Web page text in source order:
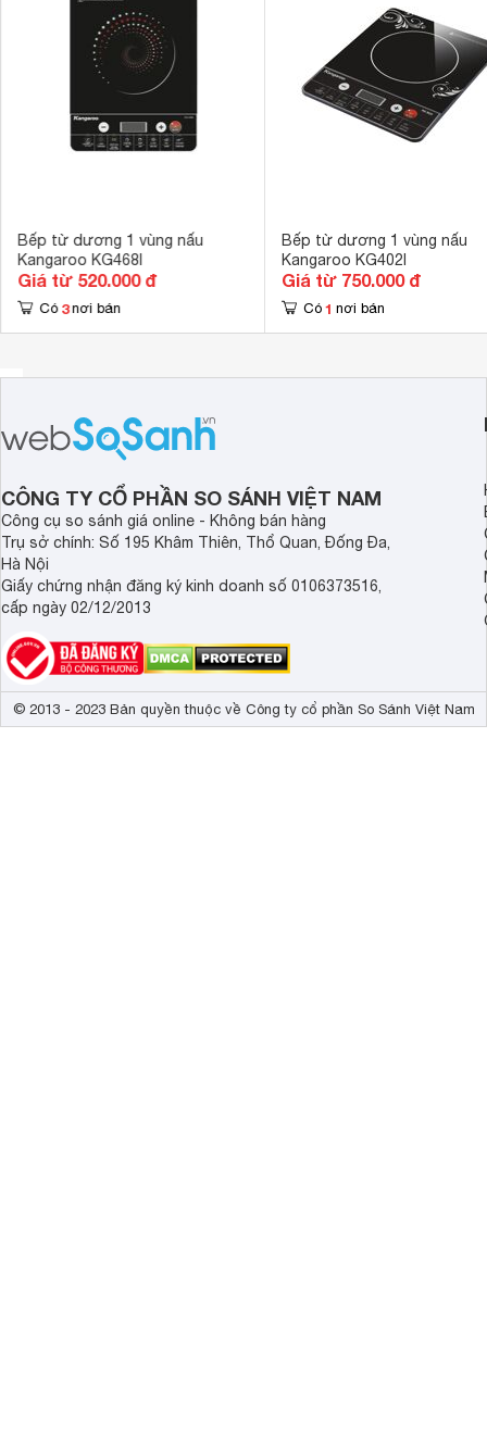
Chế độ hẹn giờ Có hẹn giờ
Kích thước 360 x 275 x
2 kg
Bếp từ dương 1 vùng nấu
Kangaroo KG468I
Giá từ 520.000 đ
Có 3 nơi bán
Bếp từ dương 1 vùng nấu
Kangaroo KG402I
Giá từ 750.000 đ
Có 1 nơi bán
CÔNG TY CỔ PHẦN SO SÁNH VIỆT NAM
Công cụ so sánh giá online - Không bán hàng
Trụ sở chính: Số 195 Khâm Thiên, Thổ Quan, Đống Đa,
Hà Nội
Giấy chứng nhận đăng ký kinh doanh số 0106373516,
cấp ngày 02/12/2013
© 2013 - 2023 Bản quyền thuộc về Công ty cổ phần So Sánh Việt Nam